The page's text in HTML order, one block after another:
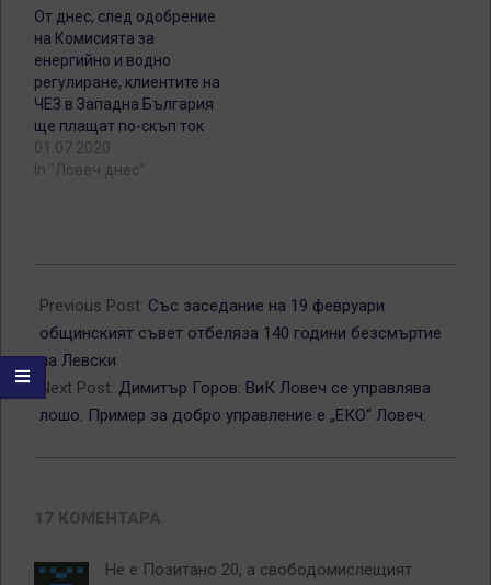
От днес, след одобрение
на Комисията за
енергийно и водно
регулиране, клиентите на
ЧЕЗ в Западна България
ще плащат по-скъп ток
01.07.2020
In "Ловеч днес"
02-
20
Previous Post: Със заседание на 19 февруари
общинският съвет отбеляза 140 години безсмъртие
на Левски
Next Post: Димитър Горов: ВиК Ловеч се управлява
лошо. Пример за добро управление е „ЕКО“ Ловеч.
17 КОМЕНТАРА
Не е Позитано 20, а свободомислещият